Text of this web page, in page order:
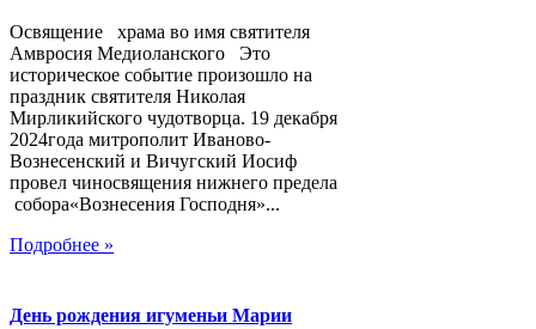
Освящение храма во имя святителя
Амвросия Медиоланского Это
историческое событие произошло на
праздник святителя Николая
Мирликийского чудотворца. 19 декабря
2024года митрополит Иваново-
Вознесенский и Вичугский Иосиф
провел чиносвящения нижнего предела
собора«Вознесения Господня»...
Подробнее »
День рождения игуменьи Марии